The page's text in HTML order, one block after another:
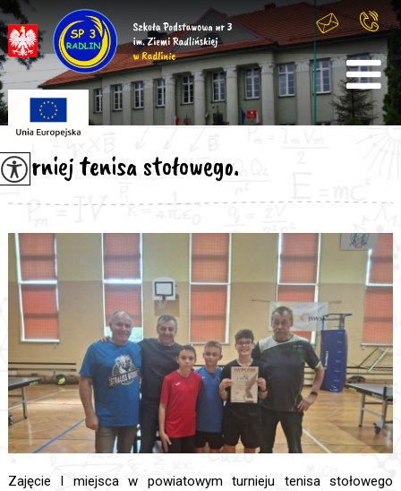
Turniej tenisa stołowego.
Zajęcie I miejsca w powiatowym turnieju tenisa stołowego